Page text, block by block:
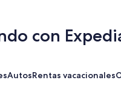
con
AutosRentas vacacionales